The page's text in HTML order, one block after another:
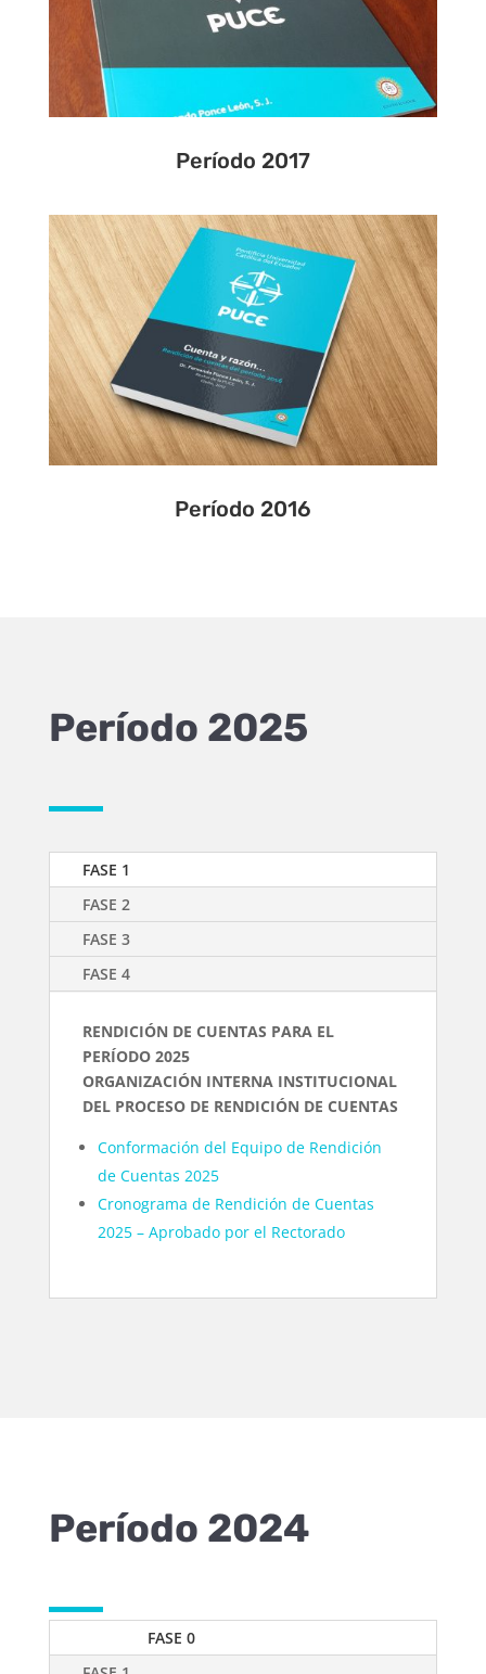
Período 2017
Período 2016
Período 2025
FASE 1
FASE 2
FASE 3
FASE 4
RENDICIÓN DE CUENTAS PARA EL
PERÍODO 2025
ORGANIZACIÓN INTERNA INSTITUCIONAL
DEL PROCESO DE RENDICIÓN DE CUENTAS
Conformación del Equipo de Rendición
de Cuentas 2025
Cronograma de Rendición de Cuentas
2025 – Aprobado por el Rectorado
Período 2024
FASE 0